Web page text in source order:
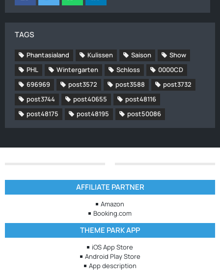
TAGS
Phantasialand Kulissen Saison
Show
PHL
Wintergarten Schloss
0000CD
696969
post3572 post3588
post3732
post3744
post40655
post48116
post48175
post48195 post50086
AFFILIATE PARTNER
Amazon
Booking.com
THEME PARK APP
iOS App Store
Android Play Store
App description